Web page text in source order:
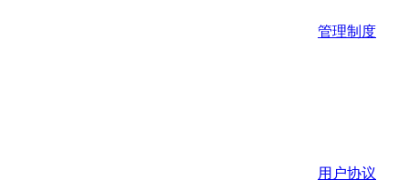
管理制度
用户协议